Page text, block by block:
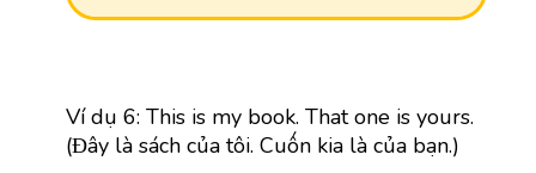
Ví dụ 6: This is my book. That one is yours.
(Đây là sách của tôi. Cuốn kia là của bạn.)